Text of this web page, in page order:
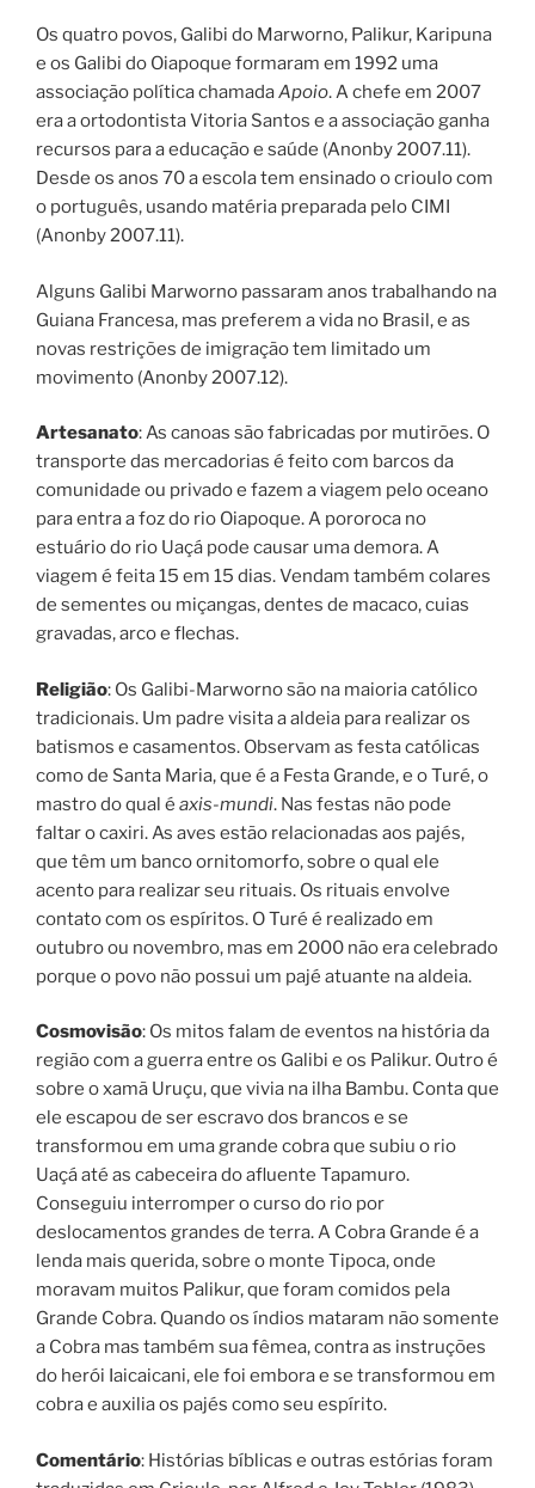
Os quatro povos, Galibi do Marworno, Palikur, Karipuna
e os Galibi do Oiapoque formaram em 1992 uma
associação política chamadaApoio. A chefe em 2007
era a ortodontista Vitoria Santos e a associação ganha
recursos para a educação e saúde (Anonby 2007.11).
Desde os anos 70 a escola tem ensinado o crioulo com
o português, usando matéria preparada pelo CIMI
(Anonby 2007.11).
Alguns Galibi Marworno passaram anos trabalhando na
Guiana Francesa, mas preferem a vida no Brasil, e as
novas restrições de imigração tem limitado um
movimento (Anonby 2007.12).
Artesanato: As canoas são fabricadas por mutirões. O
transporte das mercadorias é feito com barcos da
comunidade ou privado e fazem a viagem pelo oceano
para entra a foz do rio Oiapoque. A pororoca no
estuário do rio Uaçá pode causar uma demora. A
viagem é feita 15 em 15 dias. Vendam também colares
de sementes ou miçangas, dentes de macaco, cuias
gravadas, arco e flechas.
Religião: Os Galibi-Marworno são na maioria católico
tradicionais. Um padre visita a aldeia para realizar os
batismos e casamentos. Observam as festa católicas
como de Santa Maria, que é a Festa Grande, e o Turé, o
mastro do qual é axis-mundi. Nas festas não pode
faltar o caxiri. As aves estão relacionadas aos pajés,
que têm um banco ornitomorfo, sobre o qual ele
acento para realizar seu rituais. Os rituais envolve
contato com os espíritos. O Turé é realizado em
outubro ou novembro, mas em 2000 não era celebrado
porque o povo não possui um pajé atuante na aldeia.
Cosmovisão: Os mitos falam de eventos na história da
região com a guerra entre os Galibi e os Palikur. Outro é
sobre o xamã Uruçu, que vivia na ilha Bambu. Conta que
ele escapou de ser escravo dos brancos e se
transformou em uma grande cobra que subiu o rio
Uaçá até as cabeceira do afluente Tapamuro.
Conseguiu interromper o curso do rio por
deslocamentos grandes de terra. A Cobra Grande é a
lenda mais querida, sobre o monte Tipoca, onde
moravam muitos Palikur, que foram comidos pela
Grande Cobra. Quando os índios mataram não somente
a Cobra mas também sua fêmea, contra as instruções
do herói Iaicaicani, ele foi embora e se transformou em
cobra e auxilia os pajés como seu espírito.
Comentário: Histórias bíblicas e outras estórias foram